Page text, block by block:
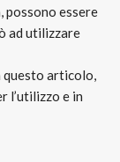
possono essere
ad utilizzare
questo articolo,
l’utilizzo e in